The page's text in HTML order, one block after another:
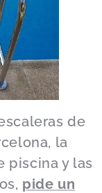
de
la
piscina y las
pide un